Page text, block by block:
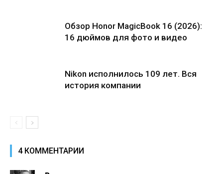
Обзор Honor MagicBook 16 (2026):
16 дюймов для фото и видео
Nikon исполнилось 109 лет. Вся
история компании
4 КОММЕНТАРИИ